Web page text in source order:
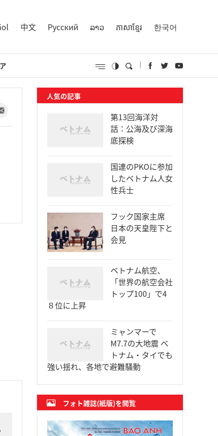
中文 Русский ລາວ ភាសាខ្មែរ 한국어
人気の記事
第13回海洋対
話：公海及び深海
底探検
国連のPKOに参加
したベトナム人女
性兵士
フック国家主席
日本の天皇陛下と
会見
ベトナム航空、
「世界の航空会社
トップ100」で4
８位に上昇
ミャンマーで
M7.7の大地震 ベ
トナム・タイでも
強い揺れ、各地で避難騒動
フォト雑誌(紙版)を閲覧